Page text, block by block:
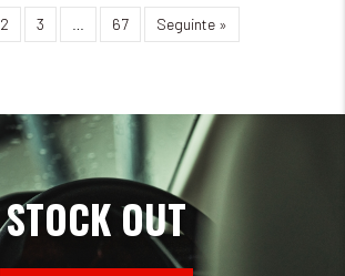
2 3 67 Seguinte »
STOCK OUT